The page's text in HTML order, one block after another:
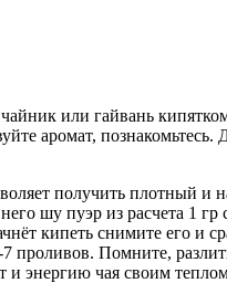
или гайвань
аромат,
получить плотный
шу пуэр из расчета 1
кипеть снимите его и
Помните,
и энергию чая своим